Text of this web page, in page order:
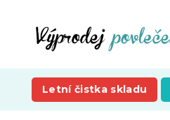
Letní čistka skladu